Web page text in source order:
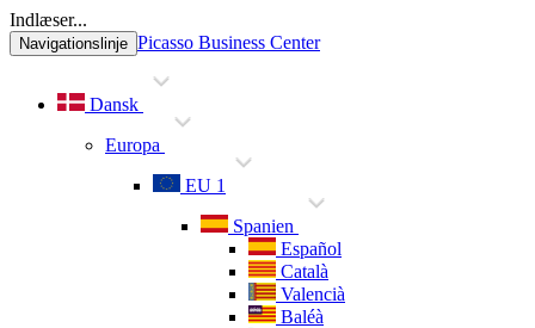
Indlæser...
Navigationslinje Picasso Business Center
Dansk
Europa
EU 1
Spanien
Español
Català
Valencià
Baléà